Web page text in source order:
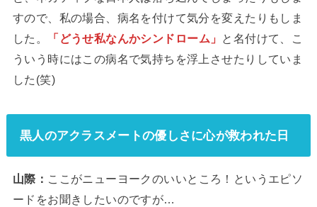
すので、私の場合、病名を付けて気分を変えたりもしま
した。
「どうせ私なんかシンドローム」 と名付けて、こ
ういう時にはこの病名で気持ちを浮上させたりしていま
した(笑)
黒人のアクラスメートの優しさに心が救われた日
山際： ここがニューヨークのいいところ！というエピソ
ードをお聞きしたいのですが…